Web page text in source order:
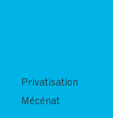
Privatisation
Mécénat